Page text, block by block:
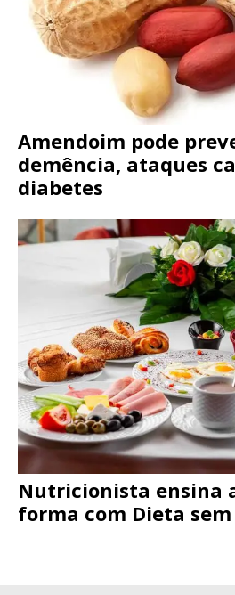
Amendoim pode
demência, ataques
diabetes
Nutricionista ensina
forma com Dieta